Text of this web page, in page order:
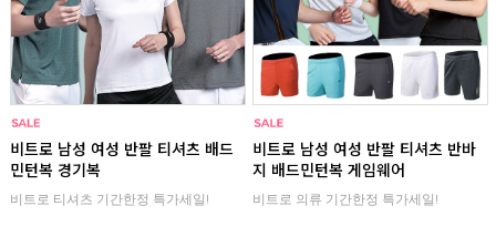
비트로 남성 여성 반팔 티셔츠 배드
민턴복 경기복
비트로 티셔츠 기간한정 특가세일!
비트로 남성 여성 반팔 티셔츠 반바
지 배드민턴복 게임웨어
비트로 의류 기간한정 특가세일!